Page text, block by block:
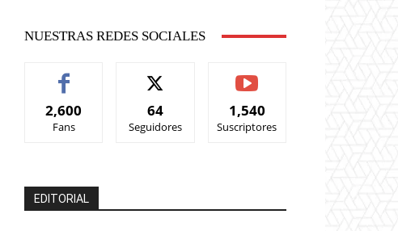
NUESTRAS REDES SOCIALES
2,600
Fans
64
Seguidores
1,540
Suscriptores
EDITORIAL